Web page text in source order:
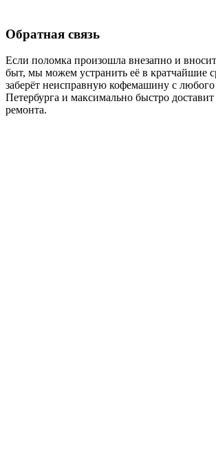
Обратная связь
Если поломка произошла внезапно и
быт, мы можем устранить её в кратчайшие
заберёт неисправную кофемашину с
Петербурга и максимально быстро
ремонта.